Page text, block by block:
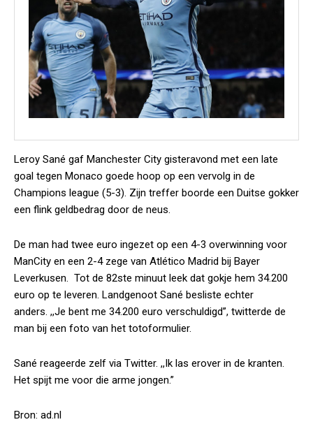
Leroy Sané gaf Manchester City gisteravond met een late
goal tegen Monaco goede hoop op een vervolg in de
Champions league (5-3). Zijn treffer boorde een Duitse gokker
een flink geldbedrag door de neus.
De man had twee euro ingezet op een 4-3 overwinning voor
ManCity en een 2-4 zege van Atlético Madrid bij Bayer
Leverkusen. Tot de 82ste minuut leek dat gokje hem 34.200
euro op te leveren. Landgenoot Sané besliste echter
anders. ,,Je bent me 34.200 euro verschuldigd”, twitterde de
man bij een foto van het totoformulier.
Sané reageerde zelf via Twitter. ,,Ik las erover in de kranten.
Het spijt me voor die arme jongen.”
Bron: ad.nl